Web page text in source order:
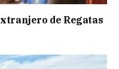
de Regatas